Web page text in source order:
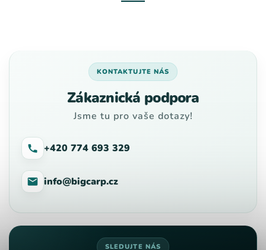
KONTAKTUJTE NÁS
Zákaznická podpora
Jsme tu pro vaše dotazy!
+420 774 693 329
info@bigcarp.cz
SLEDUJTE NÁS